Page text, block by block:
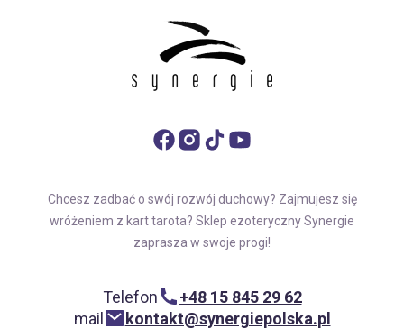
Chcesz zadbać o swój rozwój duchowy? Zajmujesz się
wróżeniem z kart tarota? Sklep ezoteryczny Synergie
zaprasza w swoje progi!
Telefon
+48 15 845 29 62
mail
kontakt@synergiepolska.pl